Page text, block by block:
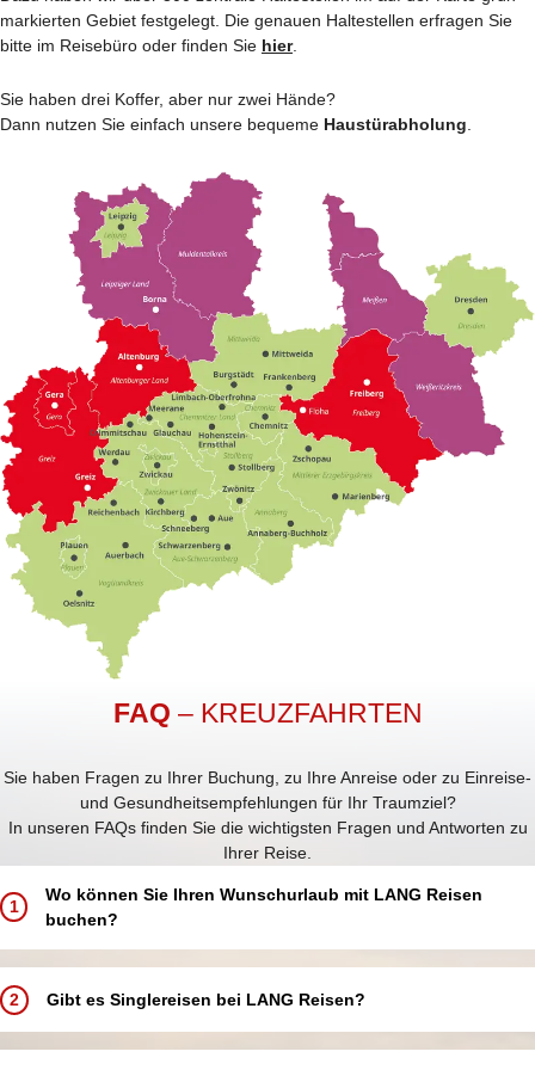
markierten Gebiet festgelegt. Die genauen Haltestellen erfragen Sie
bitte im Reisebüro oder finden Sie hier.
Sie haben drei Koffer, aber nur zwei Hände?
Dann nutzen Sie einfach unsere bequeme Haustürabholung.
FAQ – KREUZFAHRTEN
Sie haben Fragen zu Ihrer Buchung, zu Ihre Anreise oder zu Einreise-
und Gesundheitsempfehlungen für Ihr Traumziel?
In unseren FAQs finden Sie die wichtigsten Fragen und Antworten zu
Ihrer Reise.
1
Wo können Sie Ihren Wunschurlaub mit LANG Reisen
buchen?
Buchen Sie Ihren Traumurlaub ganz einfach und bequem:
In einem unserer 5 LANG Reisebüros in Annaberg-Buchholz, Aue,
Chemnitz, Schwarzenberg und Zwickau
2 Gibt es Singlereisen bei LANG Reisen?
Bei LANG Reisen bieten wir keine speziellen Singlereisen an.